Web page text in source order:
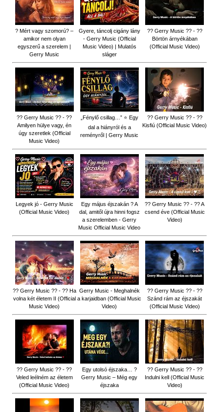
? Mért vagy szomorú? –
amikor nem olyan
egyszerű a szerelem |
Gerry Music
Gyere, táncolj cigány lány
- Gerry Music (Official
Music Video) | Mulatós
sláger
?? Gerry Music ?? - ??
Börtön árnyékában
(Official Music Video)
?? Gerry Music ?? - ??
Amilyen hülye vagy, én
úgy szeretlek (Official
Music Video)
„Fénylő csillag…” ⭐ Egy
dal a hiányról és a
reményről | Gerry Music
?? Gerry Music ?? - ??
Kisfiú (Official Music Video)
Legyek jó - Gerry Music
(Official Music Video)
Egy május éjszakán ? A
dal, amitől újra hinni fogsz
a szerelemben - Gerry
Music Official Music Video
?? Gerry Music ?? - ?? A
csend éve (Official Music
Video)
?? Gerry Music ?? - ?? Ha
volna két életem II (Official
Music Video)
Gerry Music - Meghalnék
a karjaidban (Official Music
Video)
?? Gerry Music ?? - ??
Szánd rám az éjszakát
(Official Music Video)
?? Gerry Music ?? - ??
Veled leélném az életem
(Official Music Video)
Egy utolsó éjszaka… ?
Gerry Music – Még egy
éjszaka
?? Gerry Music ?? - ??
Indulni kell (Official Music
Video)